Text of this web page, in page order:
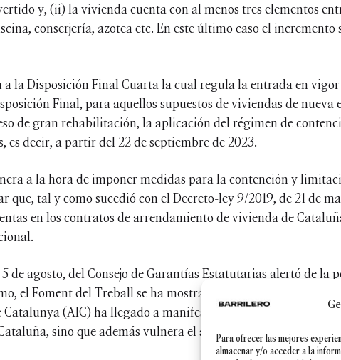
Para ofrecer las mejores
almacenar y/o acceder a la
y, (ii) la vivienda cuenta con al menos tres elementos
conserjería, azotea etc. En este último caso el incremento
la Disposición Final Cuarta la cual regula la entrada en
Final, para aquellos supuestos de viviendas de nueva
de gran rehabilitación, la aplicación del régimen de
es decir, a partir del 22 de septiembre de 2023.
a la hora de imponer medidas para la contención y
que, tal y como sucedió con el Decreto-ley 9/2019, de 21 de
en los contratos de arrendamiento de vivienda de
de agosto, del Consejo de Garantías Estatutarias alertó de la
el Foment del Treball se ha mostrado en contra de su
(AIC) ha llegado a manifestar que estas medidas no
sino que además vulnera el artículo 33 de la